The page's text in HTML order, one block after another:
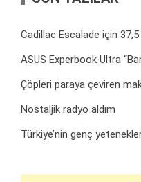
Cadillac Escalade için
ASUS Experbook Ultra
Çöpleri paraya çeviren
Nostaljik radyo aldım
Türkiye’nin genç